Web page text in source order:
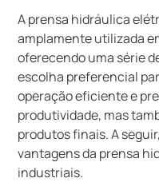
A prensa hidráulica
amplamente utilizada
oferecendo uma série
escolha preferencial
operação eficiente e
produtividade, mas
produtos finais. A
vantagens da prensa
industriais.